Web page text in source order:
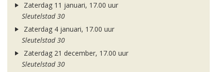
Zaterdag 11 januari, 17.00 uur
Sleutelstad 30
Zaterdag 4 januari, 17.00 uur
Sleutelstad 30
Zaterdag 21 december, 17.00 uur
Sleutelstad 30